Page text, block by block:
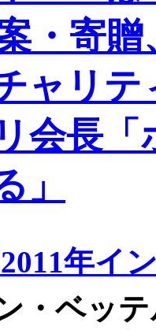
・寄
ャリ
会長
」
年イ
・ベッ